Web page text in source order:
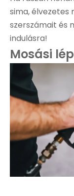
sima, élvezetes
szerszámait és
indulásra!
Mosási